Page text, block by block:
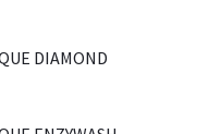
DIAMOND